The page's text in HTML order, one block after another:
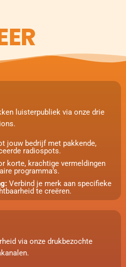
luisterpubliek via onze drie
jouw bedrijf met pakkende,
radiospots.
korte, krachtige vermeldingen
programma’s.
Verbind je merk aan specifieke
te creëren.
via onze drukbezochte